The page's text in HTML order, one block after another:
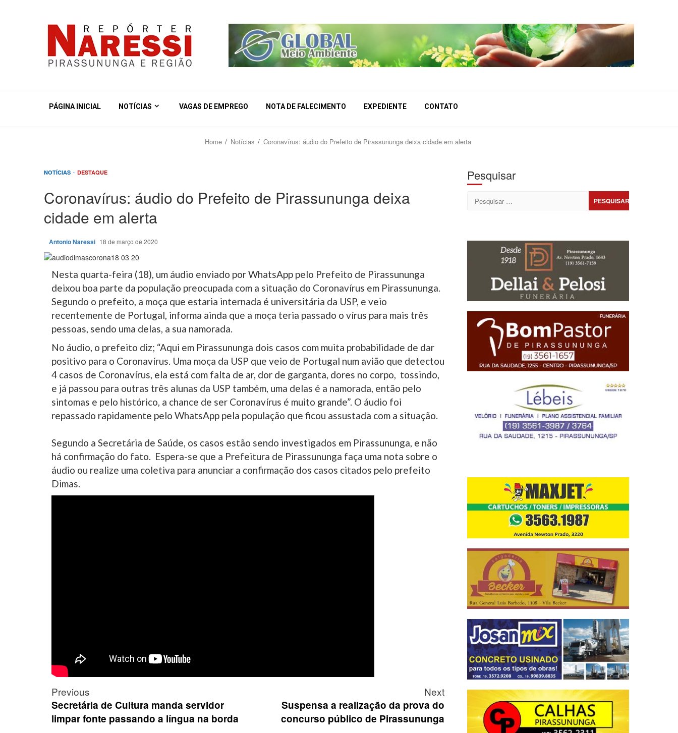
PÁGINA INICIAL NOTÍCIAS VAGAS DE EMPREGO NOTA DE FALECIMENTO EXPEDIENTE CONTATO
Home Notícias Coronavírus: áudio do Prefeito de Pirassununga deixa cidade em alerta
NOTÍCIAS DESTAQUE
Coronavírus: áudio do Prefeito de Pirassununga deixa
cidade em alerta
Antonio Naressi 18 de março de 2020
Nesta quarta-feira (18), um áudio enviado por WhatsApp pelo Prefeito de Pirassununga
deixou boa parte da população preocupada com a situação do Coronavírus em Pirassununga.
Segundo o prefeito, a moça que estaria internada é universitária da USP, e veio
recentemente de Portugal, informa ainda que a moça teria passado o vírus para mais três
pessoas, sendo uma delas, a sua namorada.
No áudio, o prefeito diz; “Aqui em Pirassununga dois casos com muita probabilidade de dar
positivo para o Coronavírus. Uma moça da USP que veio de Portugal num avião que detectou
4 casos de Coronavírus, ela está com falta de ar, dor de garganta, dores no corpo, tossindo,
e já passou para outras três alunas da USP também, uma delas é a namorada, então pelo
sintomas e pelo histórico, a chance de ser Coronavírus é muito grande”. O áudio foi
repassado rapidamente pelo WhatsApp pela população que ficou assustada com a situação.
Segundo a Secretária de Saúde, os casos estão sendo investigados em Pirassununga, e não
há confirmação do fato. Espera-se que a Prefeitura de Pirassununga faça uma nota sobre o
áudio ou realize uma coletiva para anunciar a confirmação dos casos citados pelo prefeito
Dimas.
Post
navigation
Previous
Secretária de Cultura manda servidor
limpar fonte passando a língua na borda
Next
Suspensa a realização da prova do
concurso público de Pirassununga
Pesquisar
Pesquisar